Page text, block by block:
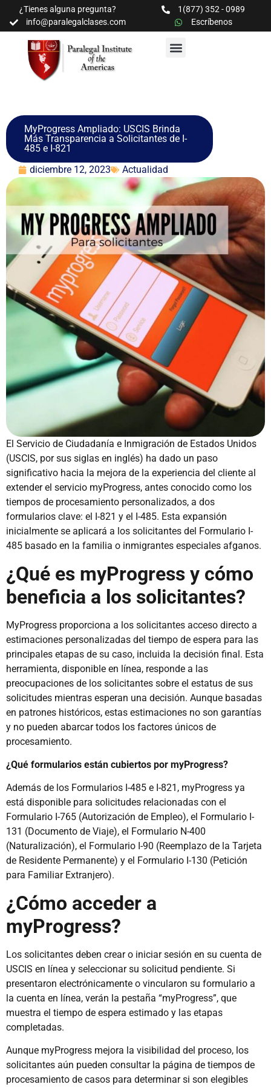
¿Tienes alguna pregunta?
1(877) 352 - 0989
info@paralegalclases.com
Escríbenos
MyProgress Ampliado: USCIS Brinda
Más Transparencia a Solicitantes de I-
485 e I-821
diciembre 12, 2023
Actualidad
El Servicio de Ciudadanía e Inmigración de Estados Unidos
(USCIS, por sus siglas en inglés) ha dado un paso
significativo hacia la mejora de la experiencia del cliente al
extender el servicio myProgress, antes conocido como los
tiempos de procesamiento personalizados, a dos
formularios clave: el I-821 y el I-485. Esta expansión
inicialmente se aplicará a los solicitantes del Formulario I-
485 basado en la familia o inmigrantes especiales afganos.
¿Qué es myProgress y cómo
beneficia a los solicitantes?
MyProgress proporciona a los solicitantes acceso directo a
estimaciones personalizadas del tiempo de espera para las
principales etapas de su caso, incluida la decisión final. Esta
herramienta, disponible en línea, responde a las
preocupaciones de los solicitantes sobre el estatus de sus
solicitudes mientras esperan una decisión. Aunque basadas
en patrones históricos, estas estimaciones no son garantías
y no pueden abarcar todos los factores únicos de
procesamiento.
¿Qué formularios están cubiertos por myProgress?
Además de los Formularios I-485 e I-821, myProgress ya
está disponible para solicitudes relacionadas con el
Formulario I-765 (Autorización de Empleo), el Formulario I-
131 (Documento de Viaje), el Formulario N-400
(Naturalización), el Formulario I-90 (Reemplazo de la Tarjeta
de Residente Permanente) y el Formulario I-130 (Petición
para Familiar Extranjero).
¿Cómo acceder a
myProgress?
Los solicitantes deben crear o iniciar sesión en su cuenta de
USCIS en línea y seleccionar su solicitud pendiente. Si
presentaron electrónicamente o vincularon su formulario a
la cuenta en línea, verán la pestaña “myProgress”, que
muestra el tiempo de espera estimado y las etapas
completadas.
Aunque myProgress mejora la visibilidad del proceso, los
solicitantes aún pueden consultar la página de tiempos de
procesamiento de casos para determinar si son elegibles